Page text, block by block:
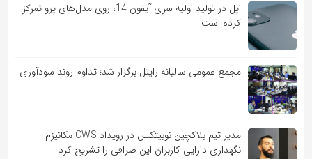
اپل در تولید اولیه سری آیفون 14، روی مدل‌های پرو تمرکز
کرده است
مجمع عمومی سالیانه رایتل برگزار شد؛ تداوم روند سودآوری
مدیر تیم بلاکچین نوبیتکس در رویداد CWS مکانیزم
نگهداری دارایی کاربران این صرافی را تشریح کرد